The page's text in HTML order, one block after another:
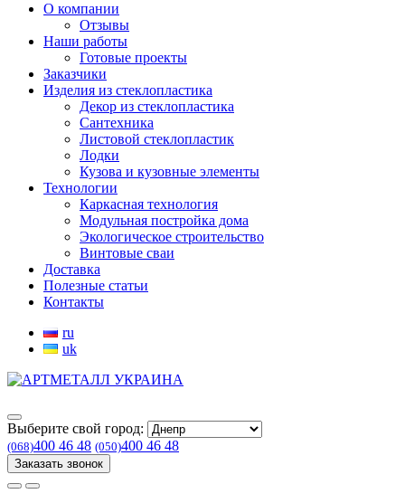
О компании
Отзывы
Наши работы
Готовые проекты
Заказчики
Изделия из стеклопластика
Декор из стеклопластика
Сантехника
Листовой стеклопластик
Лодки
Кузова и кузовные элементы
Технологии
Каркасная технология
Модульная постройка дома
Экологическое строительство
Винтовые сваи
Доставка
Полезные статьи
Контакты
ru
uk
Выберите свой город:
(068)400 46 48 (050)400 46 48
Заказать звонок